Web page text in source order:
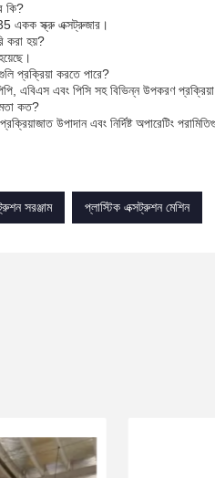
কি?
একক স্ক্রু এক্সট্রুজার।
করা হয়?
প্রক্রিয়া করতে পারে?
এবিএস এবং পিসি সহ বিভিন্ন উপকরণ
কত?
উপাদান এবং নির্দিষ্ট অপারেটিং
সরঞ্জাম প্লাস্টিক এক্সট্রুশন মেশিন